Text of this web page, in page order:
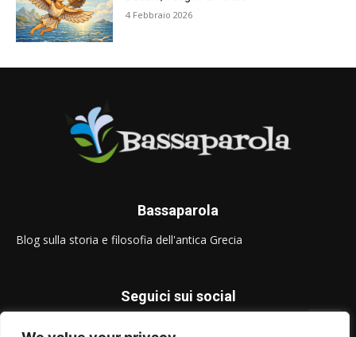
4 Febbraio 2026
Bassaparola
Blog sulla storia e filosofia dell'antica Grecia
Seguici sui social